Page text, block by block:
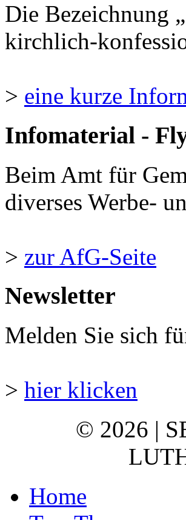
Die Bezeichnung
kirchlich-
> eine kurze
Infomaterial -
Beim Amt für
diverses Werbe-
> zur AfG-Seite
Newsletter
Melden Sie sich
> hier klicken
© 2026 |
Home